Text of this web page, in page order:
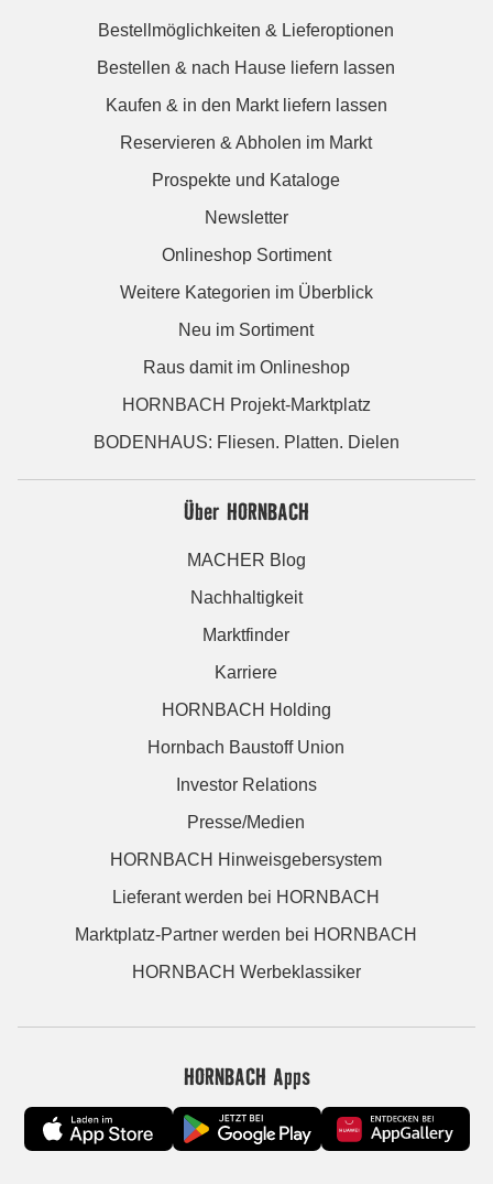
Bestellmöglichkeiten & Lieferoptionen
Bestellen & nach Hause liefern lassen
Kaufen & in den Markt liefern lassen
Reservieren & Abholen im Markt
Prospekte und Kataloge
Newsletter
Onlineshop Sortiment
Weitere Kategorien im Überblick
Neu im Sortiment
Raus damit im Onlineshop
HORNBACH Projekt-Marktplatz
BODENHAUS: Fliesen. Platten. Dielen
Über HORNBACH
MACHER Blog
Nachhaltigkeit
Marktfinder
Karriere
HORNBACH Holding
Hornbach Baustoff Union
Investor Relations
Presse/Medien
HORNBACH Hinweisgebersystem
Lieferant werden bei HORNBACH
Marktplatz-Partner werden bei HORNBACH
HORNBACH Werbeklassiker
HORNBACH Apps